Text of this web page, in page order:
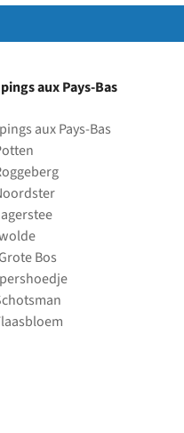
aux Pays-Bas
aux Pays-Bas
Bos